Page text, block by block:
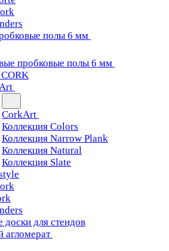
полы 6 мм
пробковые полы 6 мм
CorkArt
Коллекция Colors
Коллекция Narrow Plank
Коллекция Natural
Коллекция Slate
доски для стендов
агломерат